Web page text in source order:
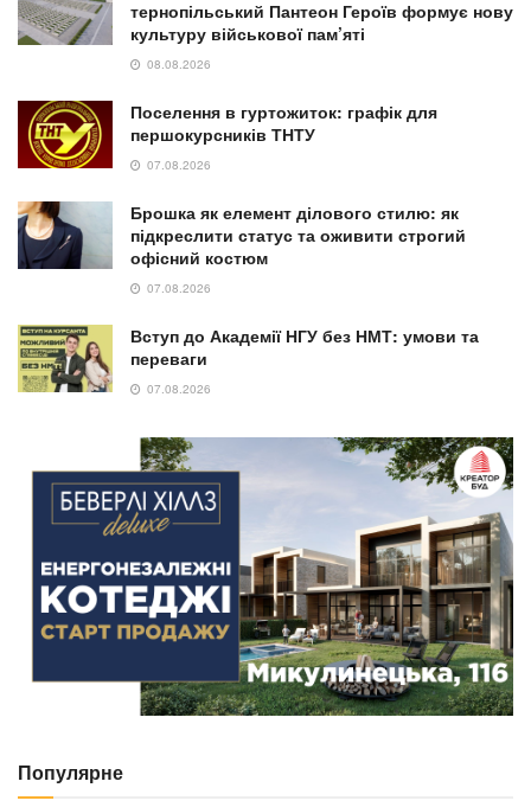
тернопільський Пантеон Героїв формує нову
культуру військової пам’яті
08.08.2026
Поселення в гуртожиток: графік для
першокурсників ТНТУ
07.08.2026
Брошка як елемент ділового стилю: як
підкреслити статус та оживити строгий
офісний костюм
07.08.2026
Вступ до Академії НГУ без НМТ: умови та
переваги
07.08.2026
Популярне